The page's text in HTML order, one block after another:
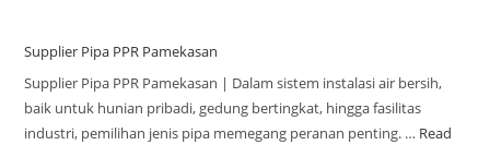
Supplier Pipa PPR Pamekasan
Supplier Pipa PPR Pamekasan | Dalam sistem instalasi air bersih,
baik untuk hunian pribadi, gedung bertingkat, hingga fasilitas
industri, pemilihan jenis pipa memegang peranan penting. … Read